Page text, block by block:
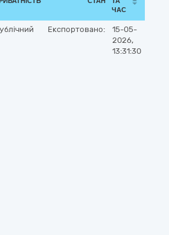
ЧАС
Експортовано:
15-05-
2026,
13:31:30